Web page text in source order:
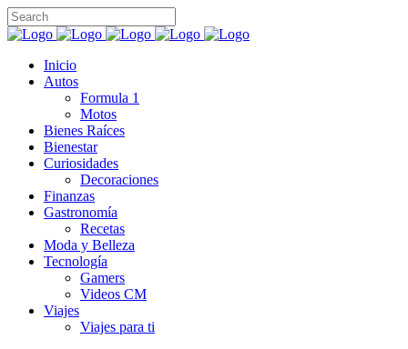
Inicio
Autos
Formula 1
Motos
Bienes Raíces
Bienestar
Curiosidades
Decoraciones
Finanzas
Gastronomía
Recetas
Moda y Belleza
Tecnología
Gamers
Videos CM
Viajes
Viajes para ti